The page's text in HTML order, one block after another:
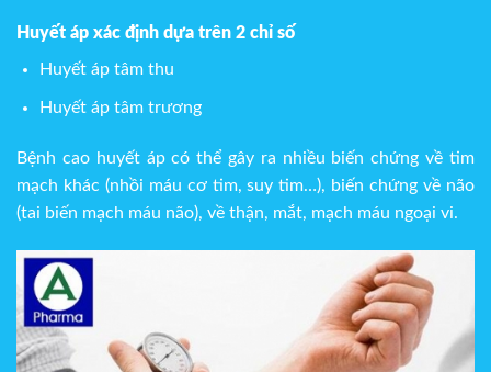
Huyết áp xác định dựa trên 2 chỉ số
Huyết áp tâm thu
Huyết áp tâm trương
Bệnh cao huyết áp có thể gây ra nhiều biến chứng về tim
mạch khác (nhồi máu cơ tim, suy tim…), biến chứng về não
(tai biến mạch máu não), về thận, mắt, mạch máu ngoại vi.